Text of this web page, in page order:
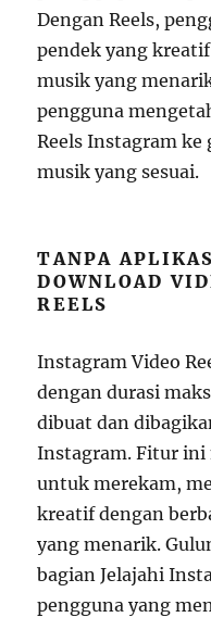
Dengan Reels,
pendek yang
musik yang
pengguna
Reels Instagram ke
musik yang sesuai.
TANPA
DOWNLOAD
REELS
Instagram Video
dengan durasi
dibuat dan
Instagram. Fitur
untuk merekam,
kreatif dengan
yang menarik.
bagian Jelajahi
pengguna yang